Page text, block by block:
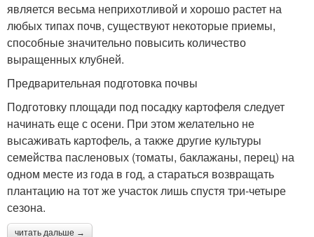
является весьма неприхотливой и хорошо растет на
любых типах почв, существуют некоторые приемы,
способные значительно повысить количество
выращенных клубней.
Предварительная подготовка почвы
Подготовку площади под посадку картофеля следует
начинать еще с осени. При этом желательно не
высаживать картофель, а также другие культуры
семейства пасленовых (томаты, баклажаны, перец) на
одном месте из года в год, а стараться возвращать
плантацию на тот же участок лишь спустя три-четыре
сезона.
читать дальше →